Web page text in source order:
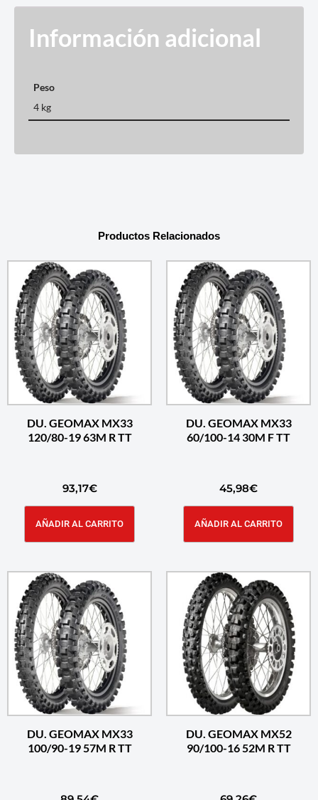
Información adicional
Peso
4 kg
Productos Relacionados
DU. GEOMAX MX33
120/80-19 63M R TT
93,17€
AÑADIR AL CARRITO
DU. GEOMAX MX33
60/100-14 30M F TT
45,98€
AÑADIR AL CARRITO
DU. GEOMAX MX33
100/90-19 57M R TT
DU. GEOMAX MX52
90/100-16 52M R TT